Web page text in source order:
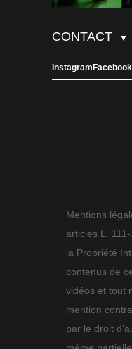
CONTACT ▼
Instagram Facebook
Mentions
articles L.
la Propriété
contenus de
vidéos et tout
mention
par le droit